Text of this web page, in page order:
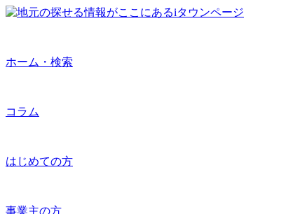
ホーム・検索
コラム
はじめての方
事業主の方